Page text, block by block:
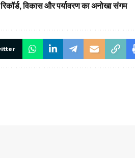
विकास और पर्यावरण का अनोखा संगम